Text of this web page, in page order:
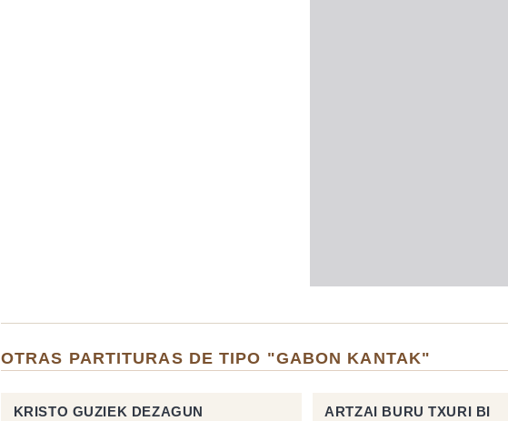
OTRAS PARTITURAS DE TIPO "GABON KANTAK"
KRISTO GUZIEK DEZAGUN ARTZAI BURU TXURI BI